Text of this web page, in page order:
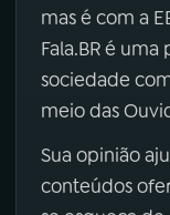
mas é com a
Fala.BR é
sociedade
meio das
Sua opinião
conteúdos